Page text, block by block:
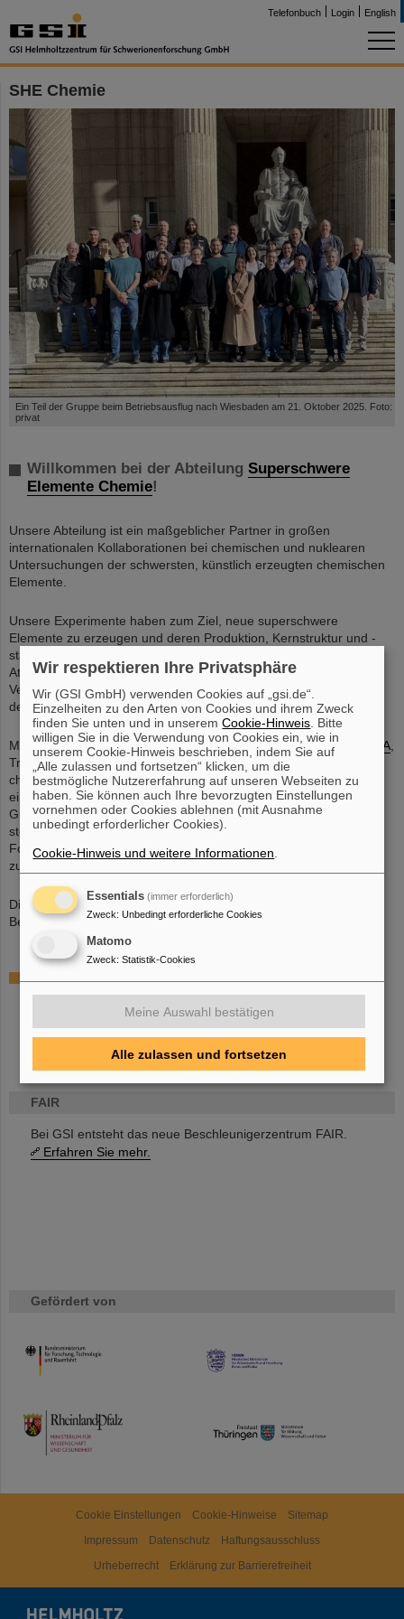
Telefonbuch Login English
FAIR
Bei GSI entsteht das neue Beschleunigerzentrum FAIR.
Erfahren Sie mehr.
Gefördert von
HMWK
TMWWDG
SHE Chemie
Ein Teil der Gruppe beim Betriebsausflug nach Wiesbaden am 21. Oktober 2025. Foto:
privat
Willkommen bei der Abteilung Superschwere
Elemente Chemie!
Unsere Abteilung ist ein maßgeblicher Partner in großen
internationalen Kollaborationen bei chemischen und nuklearen
Untersuchungen der schwersten, künstlich erzeugten chemischen
Elemente.
Unsere Experimente haben zum Ziel, neue superschwere
Elemente zu erzeugen und deren Produktion, Kernstruktur und -
stabilität zu untersuchen. In Chemieexperimenten mit einzelnen
Atomen dieser Transactinoide-Elemente wird ihr chemisches
Verhalten und damit die Stuktur des Periodensystems im Bereich
der schwersten Elemente untersucht.
Mit dem UNILAC Beschleuniger, dem Rückstoßseparator TASCA,
Transurantargets und der notwendigen Infrastruktur für kern­
chemische Experimente mit Transactiniden verfügt GSI über
einmalige experimentelle Möglichkeiten. An der Johannes
Gutenberg-Universität Mainz und dem Helmholtz-Institut Mainz
stehen komplementäre Installationen beispielsweise am
Forschungsreaktor TRIGA Mainz und dem Transuran-Targetlabor
zur Verfügung.
Die experimentellen Arbeiten werden durch quantenchemische
Berechnungen ergänzt.
Besuchen Sie uns auf densuperheaviesundTASCA
Webseiten!
Cookie Einstellungen Cookie-Hinweise
Sitemap
Impressum
Datenschutz
Haftungsausschluss
Urheberrecht
Erklärung zur Barrierefreiheit
Wir respektieren Ihre Privatsphäre
Wir (GSI GmbH) verwenden Cookies auf „gsi.de“.
Einzelheiten zu den Arten von Cookies und ihrem Zweck
finden Sie unten und in unseremCookie-Hinweis . Bitte
willigen Sie in die Verwendung von Cookies ein, wie in
unserem Cookie-Hinweis beschrieben, indem Sie auf
„Alle zulassen und fortsetzen“ klicken, um die
bestmögliche Nutzererfahrung auf unseren Webseiten zu
haben. Sie können auch Ihre bevorzugten Einstellungen
vornehmen oder Cookies ablehnen (mit Ausnahme
unbedingt erforderlicher Cookies).
Cookie-Hinweis und weitere Informationen
Essentials (immer erforderlich)
Zweck: Unbedingt erforderliche Cookies
Matomo
Zweck: Statistik-Cookies
Meine Auswahl bestätigen
Alle zulassen und fortsetzen